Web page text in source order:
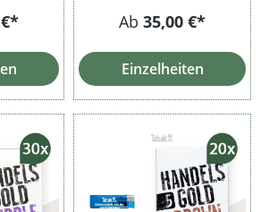
Ab 35,00 €*
Einzelheiten